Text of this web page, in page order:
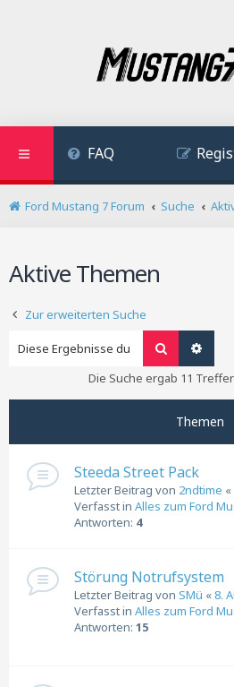
FAQ
Ford Mustang 7 Forum Suche
Aktive Themen
Zur erweiterten Suche
Suche
Die Suche ergab 11 Treffer
Themen
Steeda Street Pack
Letzter Beitrag von 2ndtime «
Verfasst in Alles zum Ford
Antworten: 4
Störung Notrufsystem
Letzter Beitrag von SMü «8.
Verfasst in Alles zum Ford
Antworten: 15